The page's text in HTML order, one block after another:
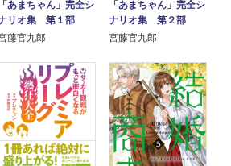
「あまちゃん」完全シ
リオ集 第１部
藤官九郎
「あまちゃん」完全シ
ナリオ集 第２部
宮藤官九郎